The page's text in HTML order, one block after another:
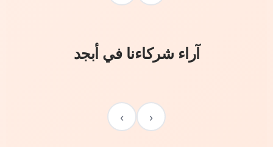
آراء شركاءنا في أبجد
‹
›